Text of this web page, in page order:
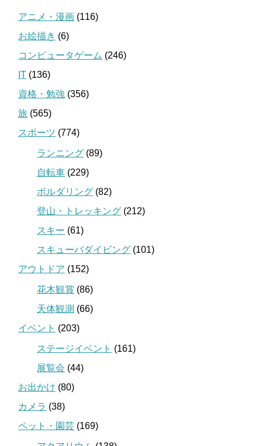
アニメ・漫画 (116)
お絵描き (6)
コンピュータゲーム (246)
IT (136)
資格・勉強 (356)
旅 (565)
スポーツ (774)
ランニング (89)
自転車 (229)
ボルダリング (82)
登山・トレッキング (212)
スキー (61)
スキューバダイビング (101)
アウトドア (152)
花木観賞 (86)
天体観測 (66)
イベント (203)
ステージイベント (161)
展覧会 (44)
お出かけ (80)
カメラ (38)
ペット・園芸 (169)